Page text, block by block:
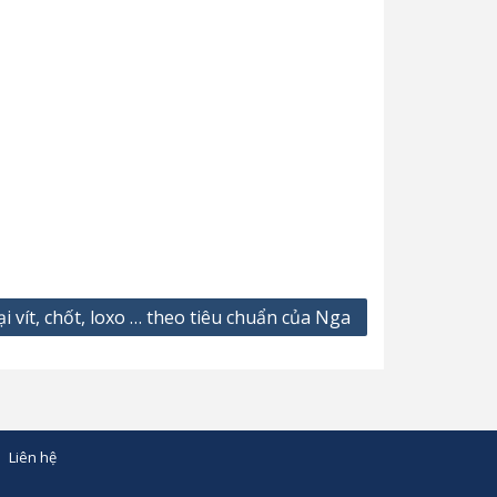
vít, chốt, loxo … theo tiêu chuẩn của Nga
Liên hệ